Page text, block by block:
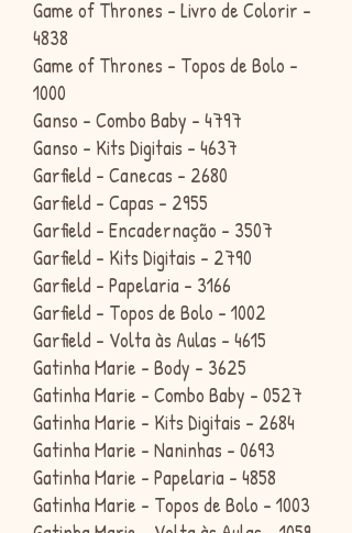
Game of Thrones - Livro de Colorir -
4838
Game of Thrones - Topos de Bolo -
1000
Ganso - Combo Baby - 4797
Ganso - Kits Digitais - 4637
Garfield - Canecas - 2680
Garfield - Capas - 2955
Garfield - Encadernação - 3507
Garfield - Kits Digitais - 2790
Garfield - Papelaria - 3166
Garfield - Topos de Bolo - 1002
Garfield - Volta às Aulas - 4615
Gatinha Marie - Body - 3625
Gatinha Marie - Combo Baby - 0527
Gatinha Marie - Kits Digitais - 2684
Gatinha Marie - Naninhas - 0693
Gatinha Marie - Papelaria - 4858
Gatinha Marie - Topos de Bolo - 1003